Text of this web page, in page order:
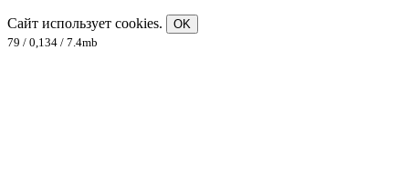
Сайт использует cookies.
OK
79 / 0,134 / 7.4mb